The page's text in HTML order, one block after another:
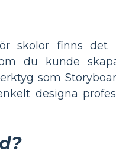
skolor finns det
du kunde
som
designa